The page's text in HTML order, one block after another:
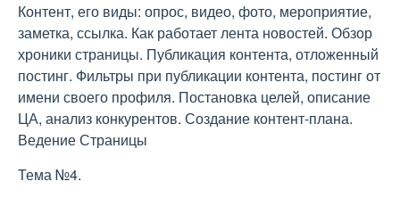
Контент, его виды: опрос, видео, фото, мероприятие,
заметка, ссылка. Как работает лента новостей. Обзор
хроники страницы. Публикация контента, отложенный
постинг. Фильтры при публикации контента, постинг от
имени своего профиля. Постановка целей, описание
ЦА, анализ конкурентов. Создание контент-плана.
Ведение Страницы
Тема №4.